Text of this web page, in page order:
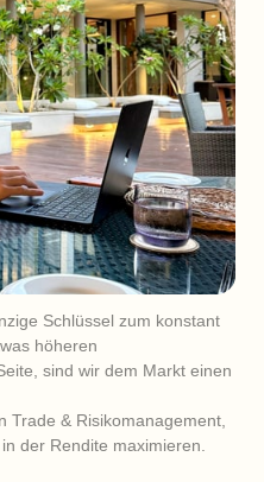
Schlüssel zum konstant
höheren
sind wir dem Markt einen
Trade & Risikomanagement,
der Rendite maximieren.